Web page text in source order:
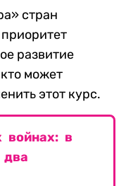
стран
развитие
может
этот курс.
войнах: в